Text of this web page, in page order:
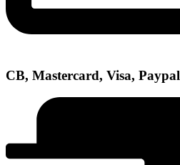
CB, Mastercard, Visa, Paypal